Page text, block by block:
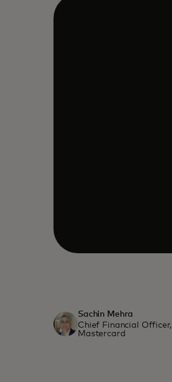
Sachin Mehra
Chief Financial Officer,
Mastercard